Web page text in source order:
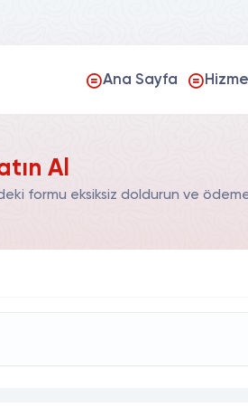
Ana Sayfa
Al
formu eksiksiz doldurun ve ödeme